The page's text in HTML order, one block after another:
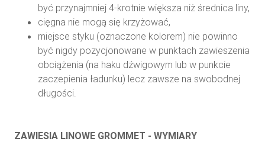
być przynajmniej 4-krotnie większa niż średnica liny,
cięgna nie mogą się krzyżować,
miejsce styku (oznaczone kolorem) nie powinno
być nigdy pozycjonowane w punktach zawieszenia
obciążenia (na haku dźwigowym lub w punkcie
zaczepienia ładunku) lecz zawsze na swobodnej
długości.
ZAWIESIA LINOWE GROMMET - WYMIARY